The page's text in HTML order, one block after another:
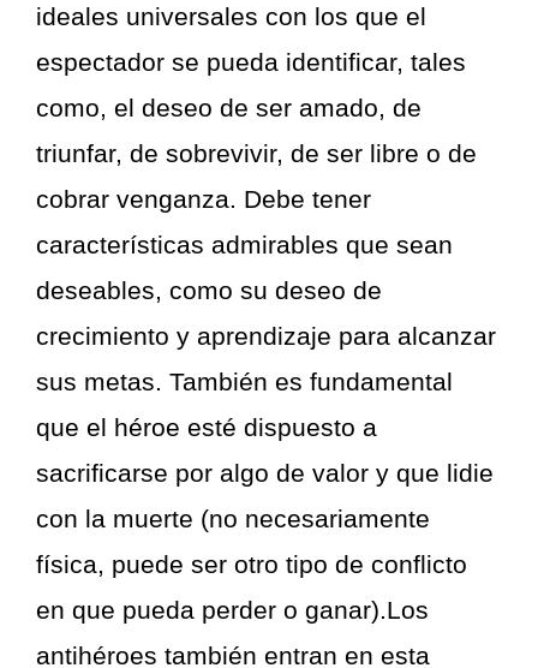
ideales universales con los que el
espectador se pueda identificar, tales
como, el deseo de ser amado, de
triunfar, de sobrevivir, de ser libre o de
cobrar venganza. Debe tener
características admirables que sean
deseables, como su deseo de
crecimiento y aprendizaje para alcanzar
sus metas. También es fundamental
que el héroe esté dispuesto a
sacrificarse por algo de valor y que lidie
con la muerte (no necesariamente
física, puede ser otro tipo de conflicto
en que pueda perder o ganar).Los
antihéroes también entran en esta